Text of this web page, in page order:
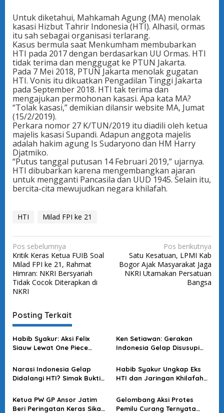
Untuk diketahui, Mahkamah Agung (MA) menolak
kasasi Hizbut Tahrir Indonesia (HTI). Alhasil, ormas
itu sah sebagai organisasi terlarang.
Kasus bermula saat Menkumham membubarkan
HTI pada 2017 dengan berdasarkan UU Ormas. HTI
tidak terima dan menggugat ke PTUN Jakarta.
Pada 7 Mei 2018, PTUN Jakarta menolak gugatan
HTI. Vonis itu dikuatkan Pengadilan Tinggi Jakarta
pada September 2018. HTI tak terima dan
mengajukan permohonan kasasi. Apa kata MA?
“Tolak kasasi,” demikian dilansir website MA, Jumat
(15/2/2019).
Perkara nomor 27 K/TUN/2019 itu diadili oleh ketua
majelis kasasi Supandi. Adapun anggota majelis
adalah hakim agung Is Sudaryono dan HM Harry
Djatmiko.
“Putus tanggal putusan 14 Februari 2019,” ujarnya.
HTI dibubarkan karena mengembangkan ajaran
untuk mengganti Pancasila dan UUD 1945. Selain itu,
bercita-cita mewujudkan negara khilafah.
HTI Milad FPI ke 21
N
a
v
i
a
s
i
o
s
Pos sebelumnya
Kritik Keras Ketua FUIB Soal
Milad FPI ke 21, Rahmat
Himran: NKRI Bersyariah
Tidak Cocok Diterapkan di
NKRI
Pos berikutnya
Satu Kesatuan, LPMI Kab
Bogor Ajak Masyarakat Jaga
NKRI Utamakan Persatuan
Bangsa
Posting Terkait
Habib Syakur: Aksi Felix
Siauw Lewat One Piece
Baliknya
Ken Setiawan: Gerakan
Indonesia Gelap Disusupi
Demi Propaganda Khilafah
Narasi Indonesia Gelap
Didalangi HTI? Simak Bukti
Habib Syakur Ungkap Eks
HTI dan Jaringan Khilafah
Lawan Polri
Ketua PW GP Ansor Jatim
Beri Peringatan Keras Sikapi
Gelombang Aksi Protes
Pemilu Curang Ternyata